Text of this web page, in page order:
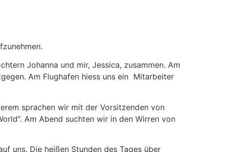
Johanna und mir, Jessica, zusammen. Am
Am Flughafen hiess uns ein Mitarbeiter
sprachen wir mit der Vorsitzenden von
Am Abend suchten wir in den Wirren von
uns. Die heißen Stunden des Tages über